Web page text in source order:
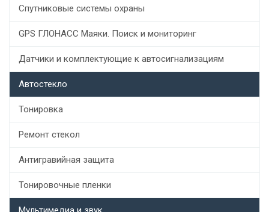
Спутниковые системы охраны
GPS ГЛОНАСС Маяки. Поиск и мониторинг
Датчики и комплектующие к автосигнализациям
Автостекло
Тонировка
Ремонт стекол
Антигравийная защита
Тонировочные пленки